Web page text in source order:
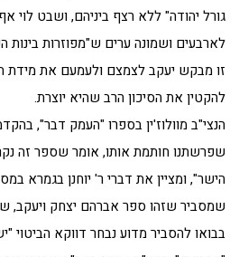
גורל יהודה" ללא רצף ביניהם, ושבט לוי
לארבעים ושמונה ערים ש"מפוזרות
זו מבקש יעקב לצמצם ולעמעם את מידת
להקטין את הסיכון הרב שהיא יוצרת.
הנצי"ב מוולוז'ין בספרו "העמק דבר",
שפרשתנו חותמת אותו, אומר שספר זה
הישר", ומציין את דברי ר' יוחנן בגמרא
שמסביר שזהו ספר אברהם יצחק ויעקב,
בבואו להסביר מדוע נבחר דווקא הביטוי